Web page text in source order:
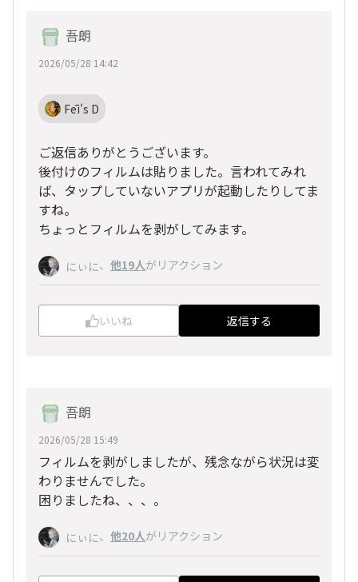
吾朗
2026/05/28 14:42
Fēi's D
ご返信ありがとうございます。
後付けのフィルムは貼りました。言われてみれ
ば、タップしていないアプリが起動したりしてま
すね。
ちょっとフィルムを剥がしてみます。
にぃに、 他19人がリアクション
いいね 返信する
吾朗
2026/05/28 15:49
フィルムを剥がしましたが、残念ながら状況は変
わりませんでした。
困りましたね、、、。
にぃに、 他20人がリアクション